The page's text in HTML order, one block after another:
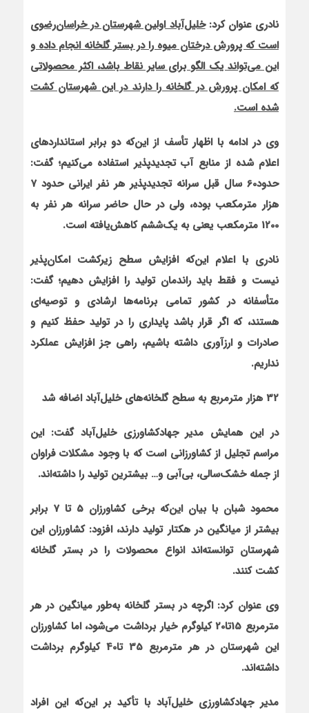
نادری عنوان کرد:خلیل‌آباد اولین شهرستان در خراسان‌رضوی
است که پرورش درختان میوه را در بستر گلخانه انجام داده و
این می‌تواند یک الگو برای سایر نقاط باشد، اکثر محصولاتی
که امکان پرورش در گلخانه را دارند در این شهرستان کشت
شده است.
وی در ادامه با اظهار تأسف از این‌که دو برابر استانداردهای
اعلام شده از منابع آب تجدیدپذیر استفاده می‌کنیم؛ گفت:
حدود60 سال قبل سرانه تجدیدپذیر هر نفر ایرانی حدود 7
هزار مترمکعب بوده، ولی در حال حاضر سرانه هر نفر به
1200 مترمکعب یعنی به یک‌ششم کاهش‌یافته است.
نادری با اعلام این‌که افزایش سطح زیرکشت امکان‌پذیر
نیست و فقط باید راندمان تولید را افزایش دهیم؛ گفت:
متأسفانه در کشور تمامی برنامه‌ها ارشادی و توصیه‌ای
هستند، که اگر قرار باشد پایداری را در تولید حفظ کنیم و
صادرات و ارزآوری داشته باشیم، راهی جز افزایش عملکرد
نداریم.
32 هزار مترمربع به سطح گلخانه‌های خلیل‌آباد اضافه شد
در این همایش مدیر جهادکشاورزی خلیل‌آباد گفت: این
مراسم تجلیل از کشاورزانی است که با وجود مشکلات فراوان
از جمله خشک‌سالی، بی‌آبی و… بیشترین تولید را داشته‌اند.
محمود شبان با بیان این‌که برخی کشاورزان 5 تا 7 برابر
بیشتر از میانگین در هکتار تولید دارند، افزود: کشاورزان این
شهرستان توانسته‌اند انواع محصولات را در بستر گلخانه
کشت کنند.
وی عنوان کرد: اگرچه در بستر گلخانه به‌طور میانگین در هر
مترمربع 15تا20 کیلوگرم خیار برداشت می‌شود، اما کشاورزان
این شهرستان در هر مترمربع 35 تا40 کیلوگرم برداشت
داشته‌اند.
مدیر جهادکشاورزی خلیل‌آباد با تأکید بر این‌که این افراد